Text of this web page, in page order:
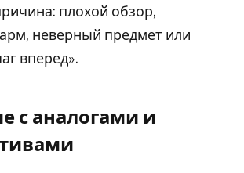
плохой обзор,
неверный предмет или
вперед».
с аналогами и